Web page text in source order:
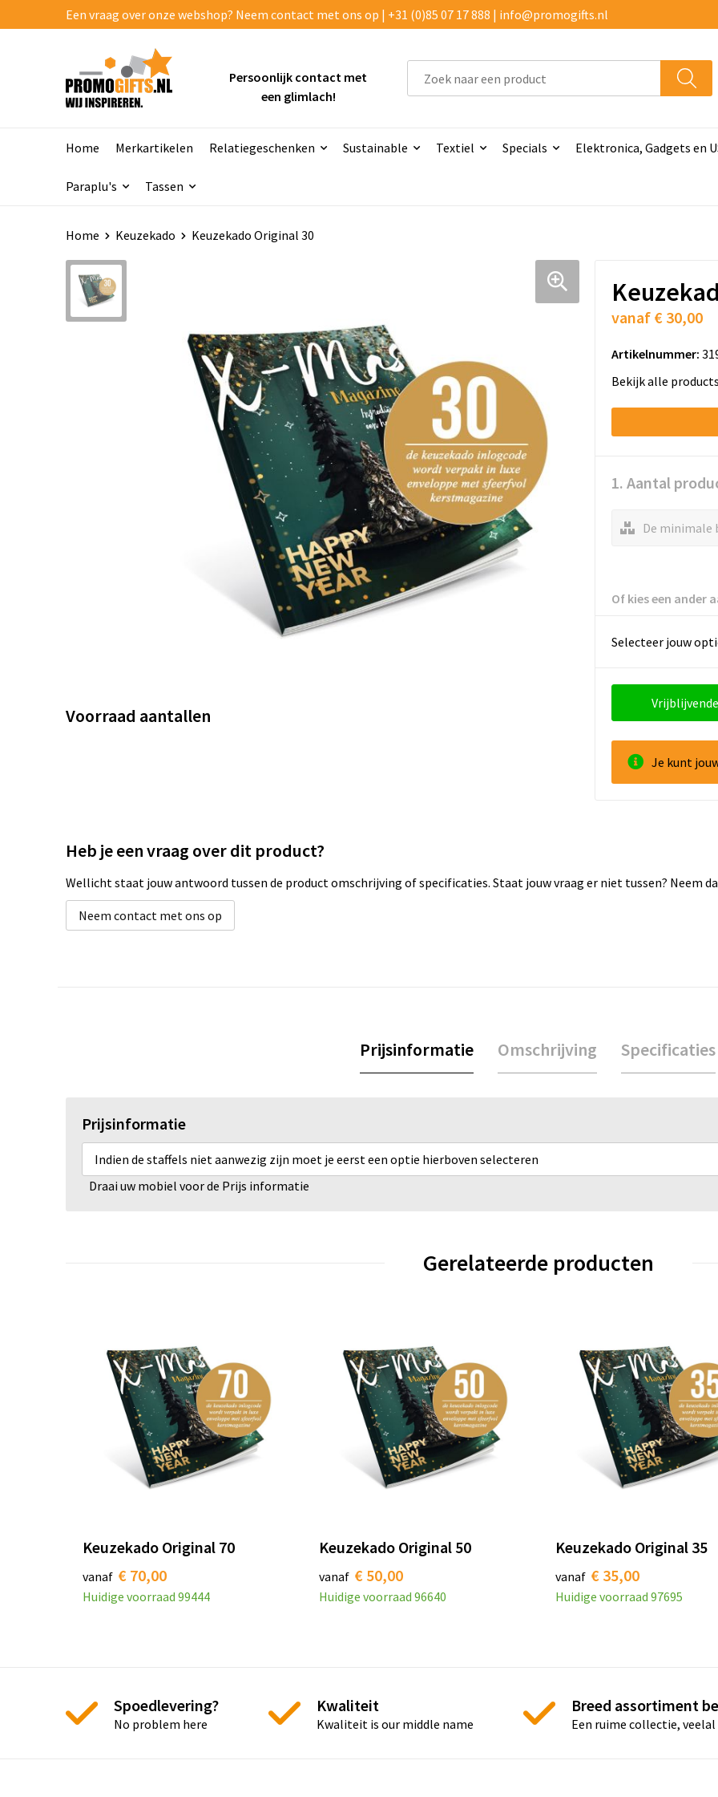
Een vraag over onze webshop? Neem contact met ons op | +31 (0)85 07 17 888 | info@promogifts.nl
Persoonlijk contact met
een glimlach!
Home Merkartikelen Relatiegeschenken Sustainable Textiel Specials Elektronica, Gadgets en
Paraplu's Tassen
Home Keuzekado Keuzekado Original 30
Voorraad aantallen
vanaf € 30,00
Artikelnummer:
Bekijk alle
1. Aantal
De minimale
Of kies een ander
Selecteer jouw
Je kunt
Heb je een vraag over dit product?
Wellicht staat jouw antwoord tussen de product omschrijving of specificaties. Staat jouw vraag er niet tussen? Neem
Neem contact met ons op
Prijsinformatie Omschrijving Specificaties
Prijsinformatie
Indien de staffels niet aanwezig zijn moet je eerst een optie hierboven selecteren
Draai uw mobiel voor de Prijs informatie
Gerelateerde producten
Keuzekado Original 70
vanaf € 70,00
Huidige voorraad 99444
Keuzekado Original 50
vanaf € 50,00
Huidige voorraad 96640
Keuzekado Original 35
vanaf € 35,00
Huidige voorraad 97695
Spoedlevering?
No problem here
Kwaliteit
Kwaliteit is our middle name
Breed assortiment
Een ruime collectie,